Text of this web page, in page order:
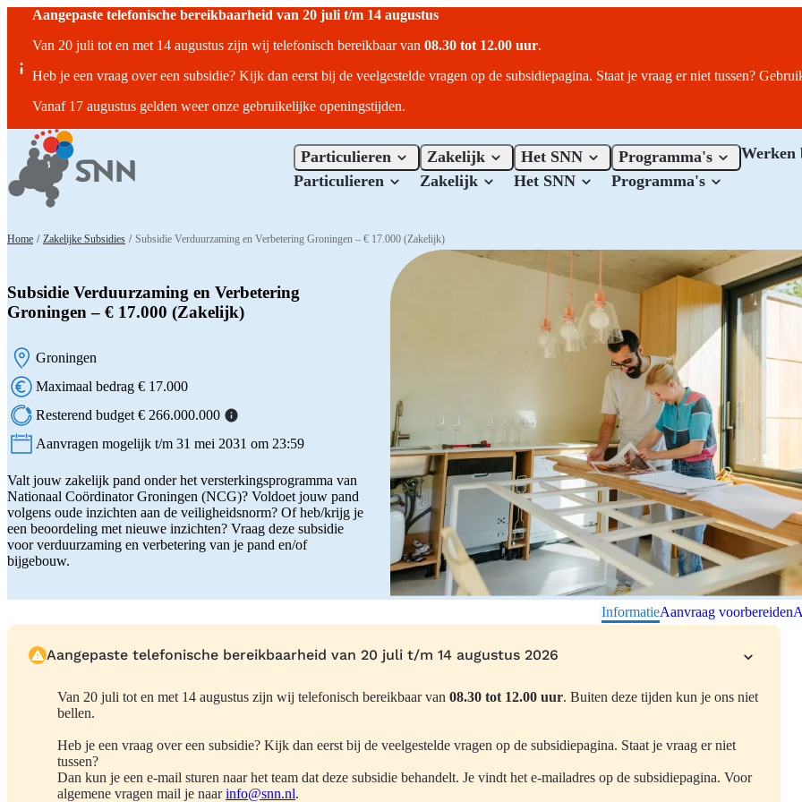
Aangepaste telefonische bereikbaarheid van 20 juli t/m 14 augustus
Van 20 juli tot en met 14 augustus zijn wij telefonisch bereikbaar van 08.30 tot 12.00 uur.
Heb je een vraag over een subsidie? Kijk dan eerst bij de veelgestelde vragen op de subsidiepagina. Staat je vraag er niet tussen?
Vanaf 17 augustus gelden weer onze gebruikelijke openingstijden.
Particulieren
Particulieren
Zakelijk
Zakelijk
Het SNN
Het SNN
Programma's
Programma's
Werken
Home / Zakelijke Subsidies / Subsidie Verduurzaming en Verbetering Groningen – € 17.000 (Zakelijk)
Subsidie Verduurzaming en Verbetering
Groningen – € 17.000 (Zakelijk)
Locatie:
Groningen
Maximaal bedrag € 17.000
Resterend budget € 266.000.000
Status:
Aanvragen mogelijk t/m 31 mei 2031 om 23:59
Valt jouw zakelijk pand onder het versterkingsprogramma van
Nationaal Coördinator Groningen (NCG)? Voldoet jouw pand
volgens oude inzichten aan de veiligheidsnorm? Of heb/krijg je
een beoordeling met nieuwe inzichten? Vraag deze subsidie
voor verduurzaming en verbetering van je pand en/of
bijgebouw.
InformatieAanvraag voorbereiden
Aangepaste telefonische bereikbaarheid van 20 juli t/m 14 augustus 2026
Van 20 juli tot en met 14 augustus zijn wij telefonisch bereikbaar van 08.30 tot 12.00 uur. Buiten deze tijden kun je ons niet
bellen.
Heb je een vraag over een subsidie? Kijk dan eerst bij de veelgestelde vragen op de subsidiepagina. Staat je vraag er niet
tussen?
Dan kun je een e-mail sturen naar het team dat deze subsidie behandelt. Je vindt het e-mailadres op de subsidiepagina. Voor
algemene vragen mail je naarinfo@snn.nl.